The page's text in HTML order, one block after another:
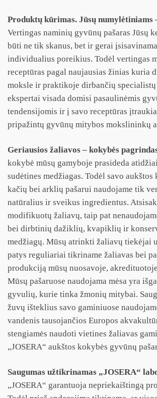
Produktų kūrimas. Jūsų numylėtiniams
Vertingas naminių gyvūnų pašaras Jūsų
būti ne tik skanus, bet ir gerai
individualius poreikius. Todėl vertingas
receptūras pagal naujausias žinias kuria
moksle ir praktikoje dirbančių specialistų
ekspertai visada domisi pasaulinėmis
tendensijomis ir į savo receptūras
pripažintų gyvūnų mitybos mokslininkų
Geriausios žaliavos – kokybės
kokybė mūsų gamyboje prasideda
sudėtines medžiagas. Todėl savo aukštos
kačių bei arklių pašarui naudojame tik
natūralius ir sveikus ingredientus.
modifikuotų žaliavų, taip pat
bei dirbtinių dažiklių, kvapiklių ir
medžiagų. Mūsų atrinkti žaliavų tiekėjai
patys reguliariai tikriname žaliavas bei
produkciją mūsų nuosavoje,
Mūsų pašaruose naudojama mėsa yra
gyvulių, kurie tinka žmonių mitybai.
žuvų išteklius savo gaminiuose
vandenis tausojančios Europos
stengiamės naudoti vietines žaliavas
„JOSERA“ aukštos kokybės gyvūnų
Saugumas užtikrinamas „JOSERA“
„JOSERA“ garantuoja nepriekaištingą